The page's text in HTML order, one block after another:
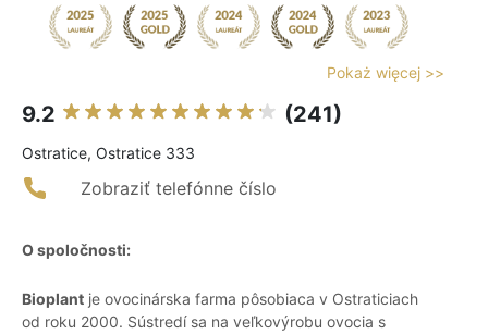
Pokaż więcej >>
9.2 (241)
Ostratice, Ostratice 333
Zobraziť telefónne číslo
O spoločnosti:
Bioplant je ovocinárska farma pôsobiaca v Ostraticiach
od roku 2000. Sústredí sa na veľkovýrobu ovocia s